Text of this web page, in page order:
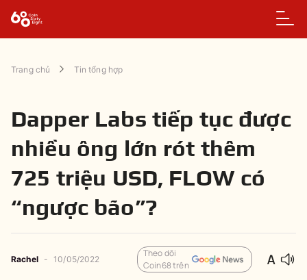
Trang chủ Tin tổng hợp
Dapper Labs tiếp tục được
nhiều ông lớn rót thêm
725 triệu USD, FLOW có
“ngược bão”?
Rachel - 10/05/2022
Theo dõi
Coin68 trên